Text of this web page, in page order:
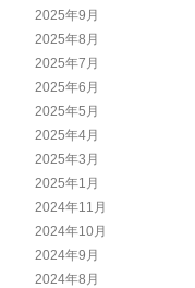
2025年9月
2025年8月
2025年7月
2025年6月
2025年5月
2025年4月
2025年3月
2025年1月
2024年11月
2024年10月
2024年9月
2024年8月